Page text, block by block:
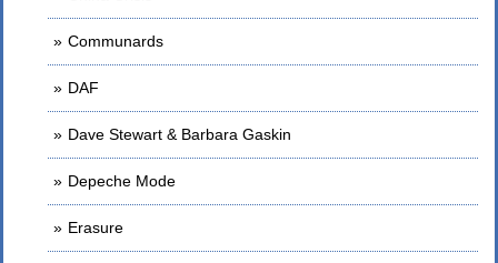
Communards
DAF
Dave Stewart & Barbara Gaskin
Depeche Mode
Erasure